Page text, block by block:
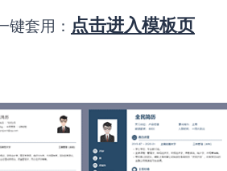
键套用： 点击进入模板页